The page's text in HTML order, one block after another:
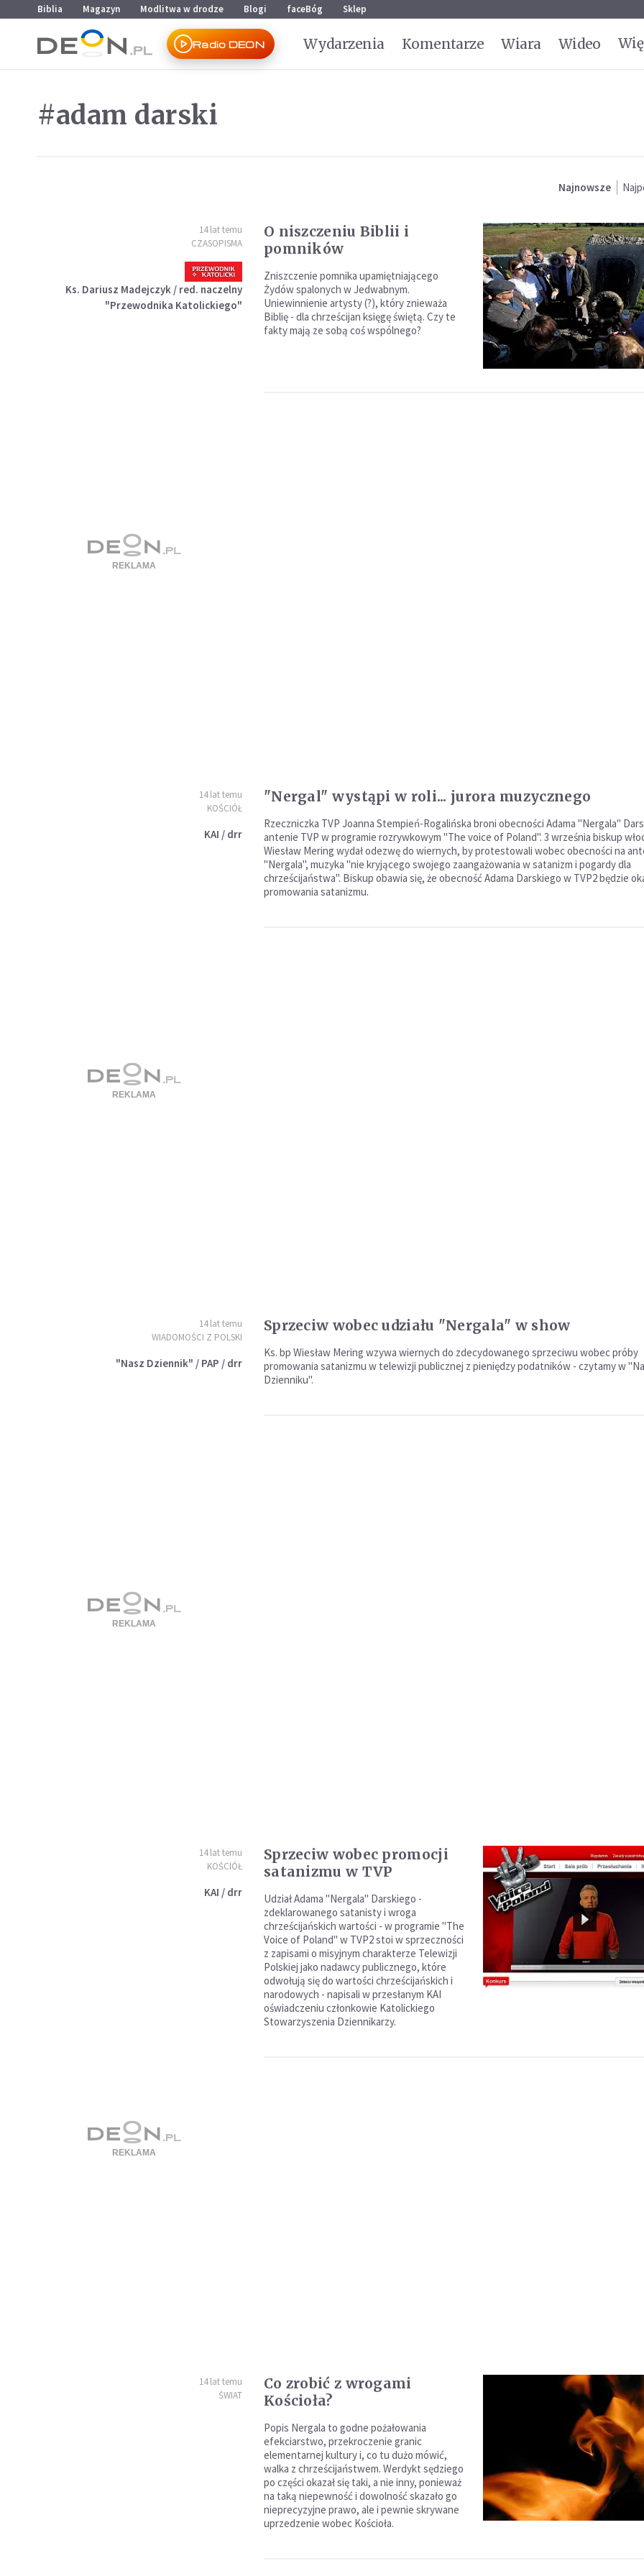
Przejdź do menu głównego
Przejdź do treści
Biblia Magazyn Modlitwa w drodze Blogi faceBóg Sklep
Radio DEON Wydarzenia Komentarze Wiara Wideo
#adam darski
Najnowsze
14 lat temu
CZASOPISMA
Ks. Dariusz Madejczyk / red. naczelny
"Przewodnika Katolickiego"
O niszczeniu Biblii i
pomników
Zniszczenie pomnika upamiętniającego
Żydów spalonych w Jedwabnym.
Uniewinnienie artysty (?), który znieważa
Biblię - dla chrześcijan księgę świętą. Czy te
fakty mają ze sobą coś wspólnego?
14 lat temu
KOŚCIÓŁ
KAI / drr
"Nergal" wystąpi w roli... jurora muzycznego
Rzeczniczka TVP Joanna Stempień-Rogalińska broni obecności Adama "Nergala"
antenie TVP w programie rozrywkowym "The voice of Poland". 3 września biskup
Wiesław Mering wydał odezwę do wiernych, by protestowali wobec obecności na
"Nergala", muzyka "nie kryjącego swojego zaangażowania w satanizm i pogardy dla
chrześcijaństwa". Biskup obawia się, że obecność Adama Darskiego w TVP2 będzie
promowania satanizmu.
14 lat temu
WIADOMOŚCI Z POLSKI
"Nasz Dziennik" / PAP / drr
Sprzeciw wobec udziału "Nergala" w show
Ks. bp Wiesław Mering wzywa wiernych do zdecydowanego sprzeciwu wobec próby
promowania satanizmu w telewizji publicznej z pieniędzy podatników - czytamy w
Dzienniku".
14 lat temu
KOŚCIÓŁ
KAI / drr
Sprzeciw wobec promocji
satanizmu w TVP
Udział Adama "Nergala" Darskiego -
zdeklarowanego satanisty i wroga
chrześcijańskich wartości - w programie "The
Voice of Poland" w TVP2 stoi w sprzeczności
z zapisami o misyjnym charakterze Telewizji
Polskiej jako nadawcy publicznego, które
odwołują się do wartości chrześcijańskich i
narodowych - napisali w przesłanym KAI
oświadczeniu członkowie Katolickiego
Stowarzyszenia Dziennikarzy.
14 lat temu
ŚWIAT
Co zrobić z wrogami
Kościoła?
Popis Nergala to godne pożałowania
efekciarstwo, przekroczenie granic
elementarnej kultury i, co tu dużo mówić,
walka z chrześcijaństwem. Werdykt sędziego
po części okazał się taki, a nie inny, ponieważ
na taką niepewność i dowolność skazało go
nieprecyzyjne prawo, ale i pewnie skrywane
uprzedzenie wobec Kościoła.